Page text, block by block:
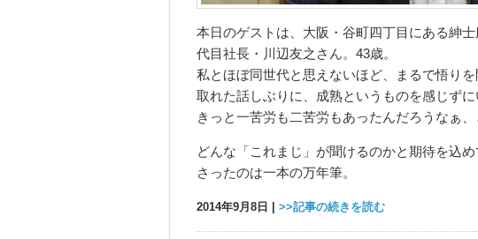
本日のゲストは、大阪・谷町四丁目にある紳
代目社長・川辺友之さん。43歳。
私とほぼ同世代と思えないほど、まるで悟り
取れた話しぶりに、成熟というものを感じずに
きっと一苦労も二苦労もあったんだろうなぁ、
どんな「これまじ」が聞けるのかと期待を込
さったのは一本の万年筆。
2014年9月8日 | >>記事の続きを読む